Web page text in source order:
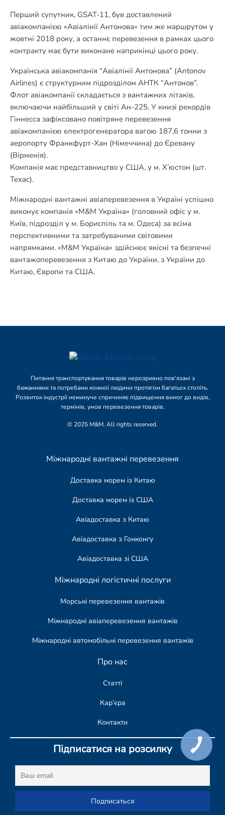
Перший супутник, GSAT-11, був доставлений
авіакомпанією «Авіалінії Антонова» тим же маршрутом у
жовтні 2018 року, а останнє перевезення в рамках цього
контракту має бути виконане наприкінці цього року.
Українська авіакомпанія “Авіалінії Антонова” (Antonov
Airlines) є структурним підрозділом АНТК “Антонов”.
Флот авіакомпанії складається з вантажних літаків,
включаючи найбільший у світі Ан-225. У книзі рекордів
Гіннесса зафіксовано повітряне перевезення
авіакомпанією електрогенератора вагою 187,6 тонни з
аеропорту Франкфурт-Хан (Німеччина) до Єревану
(Вірменія).
Компанія має представництво у США, у м. Х’юстон (шт.
Техас).
Міжнародні вантажні авіаперевезення в Україні успішно
виконує компанія «M&M Україна» (головний офіс у м.
Київ, підрозділ у м. Бориспіль та м. Одеса) за всіма
перспективними та затребуваними світовими
напрямками. «M&M Україна» здійснює якісні та безпечні
вантажоперевезення з Китаю до України, з України до
Китаю, Європи та США.
Питання транспортування товарів нерозривно пов'язані з
бажаннями та потребами кожної людини протягом багатьох століть.
Розвиток індустрії неминуче спричиняє підвищення вимог до видів,
термінів, умов перевезення товарів.
© 2025 M&M. All rights reserved.
Міжнародні вантажні перевезення
Доставка морем із Китаю
Доставка морем із США
Авіадоставка з Китаю
Авіадоставка з Гонконгу
Авіадоставка зі США
Міжнародні логістичні послуги
Морські перевезення вантажів
Міжнародні авіаперевезення вантажів
Міжнародні автомобільні перевезення вантажів
Про нас
Статті
Кар’єра
Контакти
Підписатися на розсилку КНОПКА
СВЯЗИ